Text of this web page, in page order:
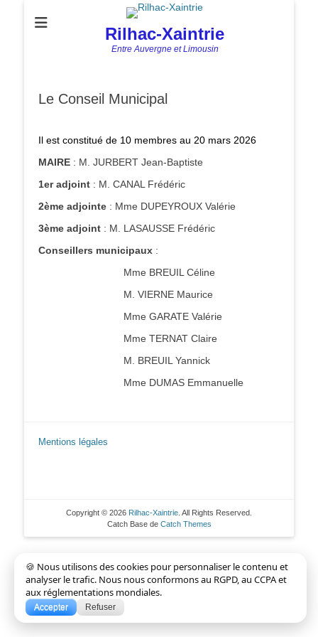
Rilhac-Xaintrie
Entre Auvergne et Limousin
Le Conseil Municipal
Il est constitué de 10 membres au 20 mars 2026
MAIRE : M. JURBERT Jean-Baptiste
1er adjoint : M. CANAL Frédéric
2ème adjointe : Mme DUPEYROUX Valérie
3ème adjoint : M. LASAUSSE Frédéric
Conseillers municipaux :
Mme BREUIL Céline
M. VIERNE Maurice
Mme GARATE Valérie
Mme TERNAT Claire
M. BREUIL Yannick
Mme DUMAS Emmanuelle
Mentions légales
Copyright © 2026 Rilhac-Xaintrie . All Rights Reserved.
Catch Base de Catch Themes
🍪 Nous utilisons des cookies pour personnaliser le contenu et
analyser le trafic. Nous nous conformons au RGPD, au CCPA et
aux réglementations mondiales.
Accepter Refuser